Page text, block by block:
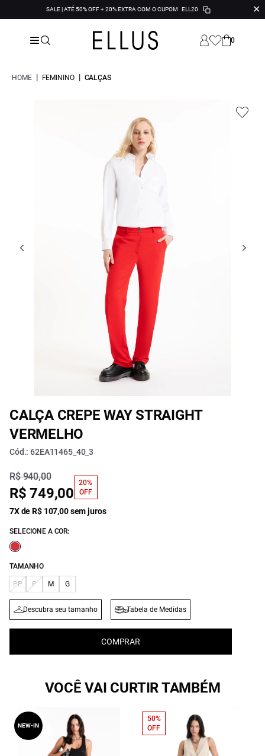
SALE | ATÉ 50% OFF + 20% EXTRA COM O CUPOM ELL20 ✕
0
HOME | FEMININO | CALÇAS
CALÇA CREPE WAY STRAIGHT
VERMELHO
Cód.: 62EA11465_40_3
R$ 940,00
R$ 749,00
20%
OFF
7X de R$ 107,00 sem juros
SELECIONE A COR:
TAMANHO
PP P M G
Descubra seu tamanho Tabela de Medidas
COMPRAR
VOCÊ VAI CURTIR TAMBÉM
NEW-IN
50%
OFF